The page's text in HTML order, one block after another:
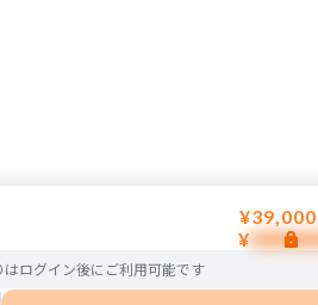
¥
はログイン後にご利用可能です